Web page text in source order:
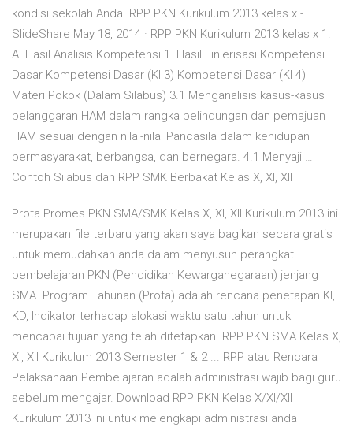
kondisi sekolah Anda. RPP PKN Kurikulum 2013 kelas x -
SlideShare May 18, 2014 · RPP PKN Kurikulum 2013 kelas x 1.
A. Hasil Analisis Kompetensi 1. Hasil Linierisasi Kompetensi
Dasar Kompetensi Dasar (KI 3) Kompetensi Dasar (KI 4)
Materi Pokok (Dalam Silabus) 3.1 Menganalisis kasus-kasus
pelanggaran HAM dalam rangka pelindungan dan pemajuan
HAM sesuai dengan nilai-nilai Pancasila dalam kehidupan
bermasyarakat, berbangsa, dan bernegara. 4.1 Menyaji …
Contoh Silabus dan RPP SMK Berbakat Kelas X, XI, XII
Prota Promes PKN SMA/SMK Kelas X, XI, XII Kurikulum 2013 ini
merupakan file terbaru yang akan saya bagikan secara gratis
untuk memudahkan anda dalam menyusun perangkat
pembelajaran PKN (Pendidikan Kewarganegaraan) jenjang
SMA. Program Tahunan (Prota) adalah rencana penetapan KI,
KD, Indikator terhadap alokasi waktu satu tahun untuk
mencapai tujuan yang telah ditetapkan. RPP PKN SMA Kelas X,
XI, XII Kurikulum 2013 Semester 1 & 2 ... RPP atau Rencara
Pelaksanaan Pembelajaran adalah administrasi wajib bagi guru
sebelum mengajar. Download RPP PKN Kelas X/XI/XII
Kurikulum 2013 ini untuk melengkapi administrasi anda